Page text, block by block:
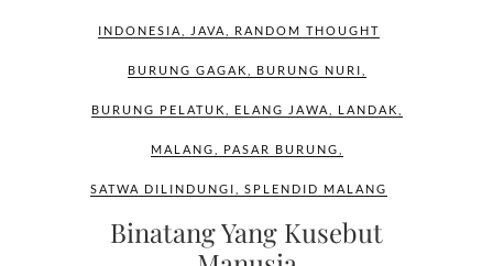
INDONESIA JAVA RANDOM THOUGHT
BURUNG GAGAK BURUNG NURI
BURUNG PELATUK ELANG JAWA LANDAK
MALANG PASAR BURUNG
SATWA DILINDUNGI SPLENDID MALANG
Binatang Yang Kusebut